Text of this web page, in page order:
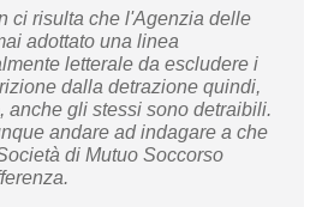
ci risulta che l'Agenzia delle
adottato una linea
letterale da escludere i
dalla detrazione quindi,
anche gli stessi sono detraibili.
andare ad indagare a che
di Mutuo Soccorso